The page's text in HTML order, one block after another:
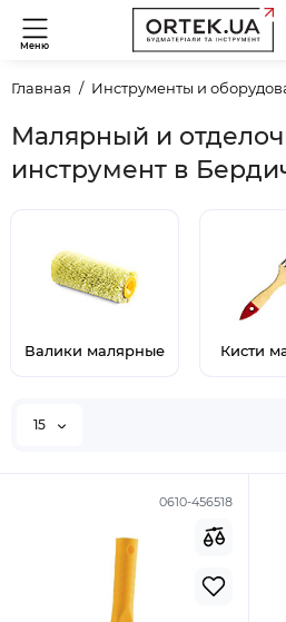
Меню
Главная Инструменты и
Малярный и
инструмент в
Валики малярные Кисти
15
0610-456518